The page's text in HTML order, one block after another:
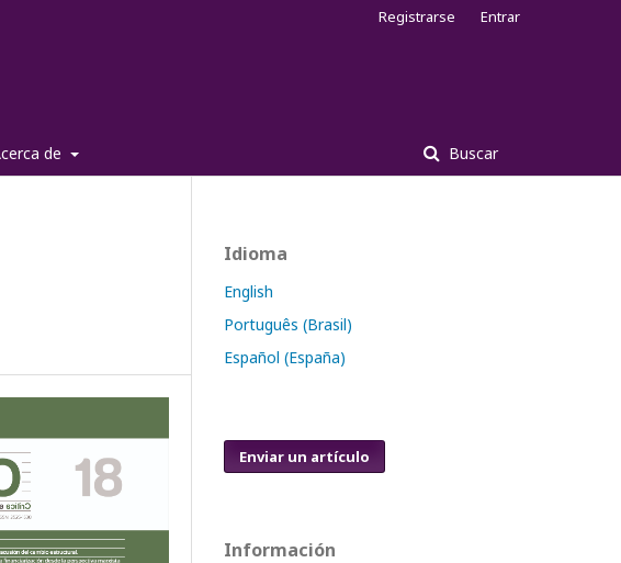
de Buscar
Registrarse Entrar
Idioma
English
Português (Brasil)
Español (España)
Enviar un artículo
Información